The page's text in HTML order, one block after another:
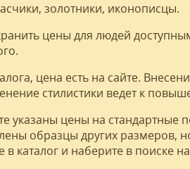
золотники, иконописцы.
цены для людей
цена есть на сайте.
стилистики ведет к
указаны цены на стандартные
образцы других размеров,
в каталог и наберите в поиске